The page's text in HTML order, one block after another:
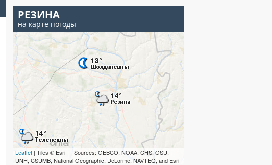
РЕЗИНА
на карте погоды
Leaflet | Tiles © Esri — Sources: GEBCO, NOAA, CHS, OSU,
UNH, CSUMB, National Geographic, DeLorme, NAVTEQ, and Esri